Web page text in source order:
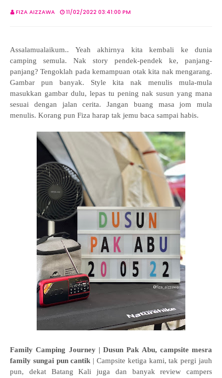
FIZA AIZZAWA 11/02/2022 03:41:00 PM
Assalamualaikum.. Yeah akhirnya kita kembali ke dunia
camping semula. Nak story pendek-pendek ke, panjang-
panjang? Tengoklah pada kemampuan otak kita nak mengarang.
Gambar pun banyak. Style kita nak menulis mula-mula
masukkan gambar dulu, lepas tu pening nak susun yang mana
sesuai dengan jalan cerita. Jangan buang masa jom mula
menulis. Korang pun Fiza harap tak jemu baca sampai habis.
Family Camping Journey | Dusun Pak Abu, campsite mesra
family sungai pun cantik | Campsite ketiga kami, tak pergi jauh
pun, dekat Batang Kali juga dan banyak review campers